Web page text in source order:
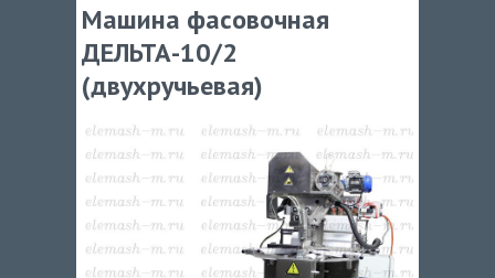
Машина фасовочная
ДЕЛЬТА-10/2
(двухручьевая)